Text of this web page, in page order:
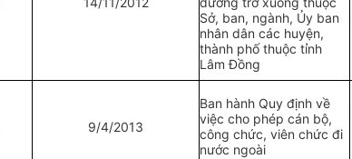
Sở, ban, ngành, Ủy ban
nhân dân các huyện,
thành phố thuộc tỉnh
Lâm Đồng
9/4/2013
Ban hành Quy định về
việc cho phép cán bộ,
công chức, viên chức đi
nước ngoài